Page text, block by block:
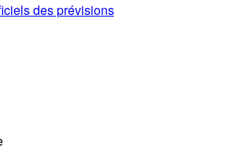
des prévisions